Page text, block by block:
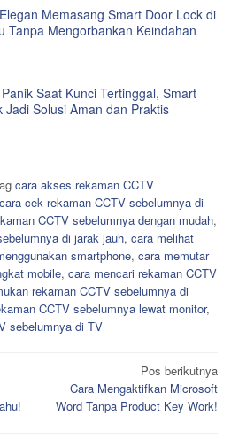
Memasang Smart Door Lock di
Tanpa Mengorbankan Keindahan
Saat Kunci Tertinggal, Smart
Jadi Solusi Aman dan Praktis
cara akses rekaman CCTV
cara cek rekaman CCTV sebelumnya di
CCTV sebelumnya dengan mudah,
di jarak jauh, cara melihat
smartphone, cara memutar
mobile, cara mencari rekaman CCTV
rekaman CCTV sebelumnya di
CCTV sebelumnya lewat monitor,
sebelumnya di TV
Pos berikutnya
Cara Mengaktifkan Microsoft
Word Tanpa Product Key Work!